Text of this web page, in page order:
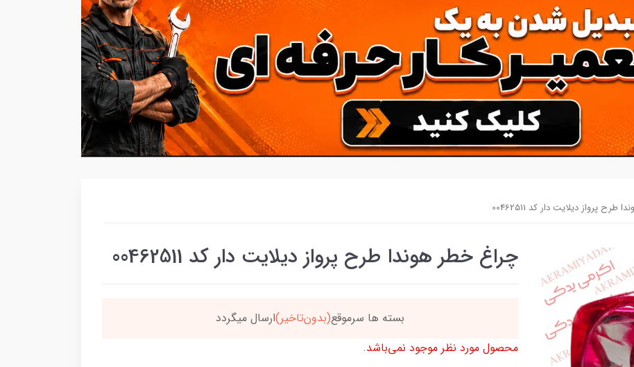
پرواز دیلایت دار کد 00462511
چراغ خطر هوندا طرح پرواز دیلایت دار کد 00462511
خریدتو به5میلیون
برسون،ارسالت‌رایگانه
محصول مورد نظر موجود نمی‌باشد.